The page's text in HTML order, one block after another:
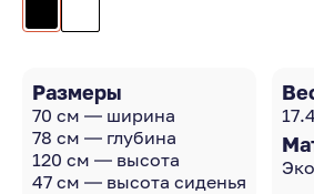
Размеры
70 см — ширина
78 см — глубина
120 см — высота
47 см — высота сиденья